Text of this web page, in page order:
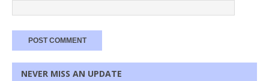
NEVER MISS AN UPDATE